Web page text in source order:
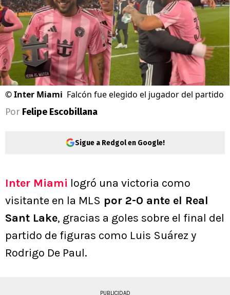
©Inter Miami Falcón fue elegido el jugador del partido
Por Felipe Escobillana
Sigue a Redgol en Google!
Inter Miami logró una victoria como
visitante en la MLS por 2-0 ante el Real
Sant Lake, gracias a goles sobre el final del
partido de figuras como Luis Suárez y
Rodrigo De Paul.
PUBLICIDAD